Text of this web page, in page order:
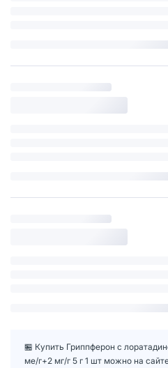
🏪 Купить Гриппферон с
ме/г+2 мг/г 5 г 1 шт можно на